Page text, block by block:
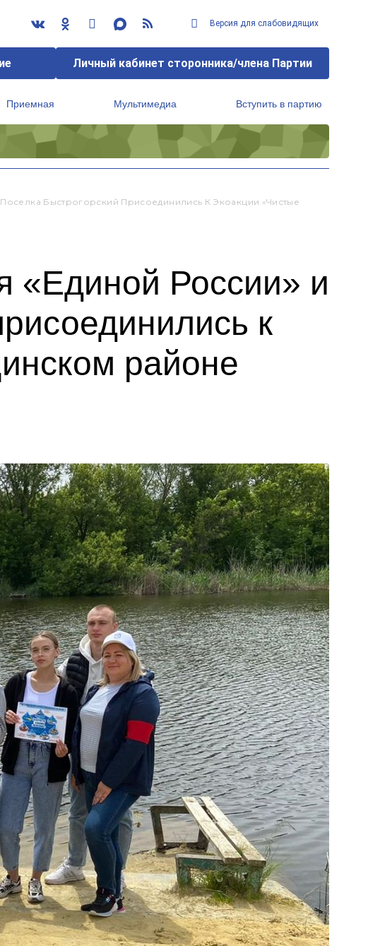
Версия для слабовидящих
Личный кабинет сторонника/члена Партии
Приемная Мультимедиа Вступить в партию
Быстрогорский Присоединились К Экоакции «Чистые
«Единой России» и
к
районе